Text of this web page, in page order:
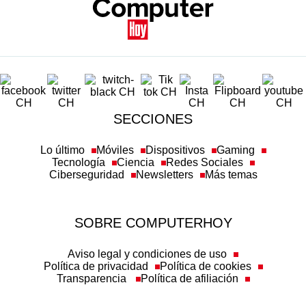
SECCIONES
Lo último Móviles Dispositivos
Gaming
Tecnología
Ciencia
Redes Sociales
Ciberseguridad
Newsletters Más temas
SOBRE COMPUTERHOY
Aviso legal y condiciones de uso
Política de privacidad
Política de cookies
Transparencia
Política de afiliación